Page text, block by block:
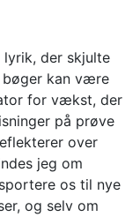
der skjulte
bøger kan være
for vækst, der
på prøve
over
jeg om
os til nye
og selv om